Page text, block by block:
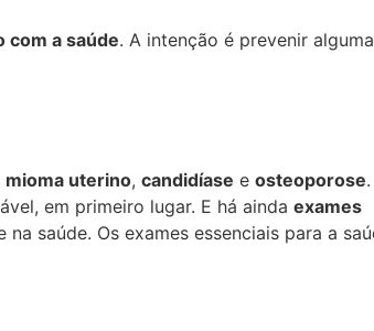
com a saúde. A intenção é prevenir
mioma uterino, candidíase e osteoporose.
em primeiro lugar. E há ainda exames
saúde. Os exames essenciais para a